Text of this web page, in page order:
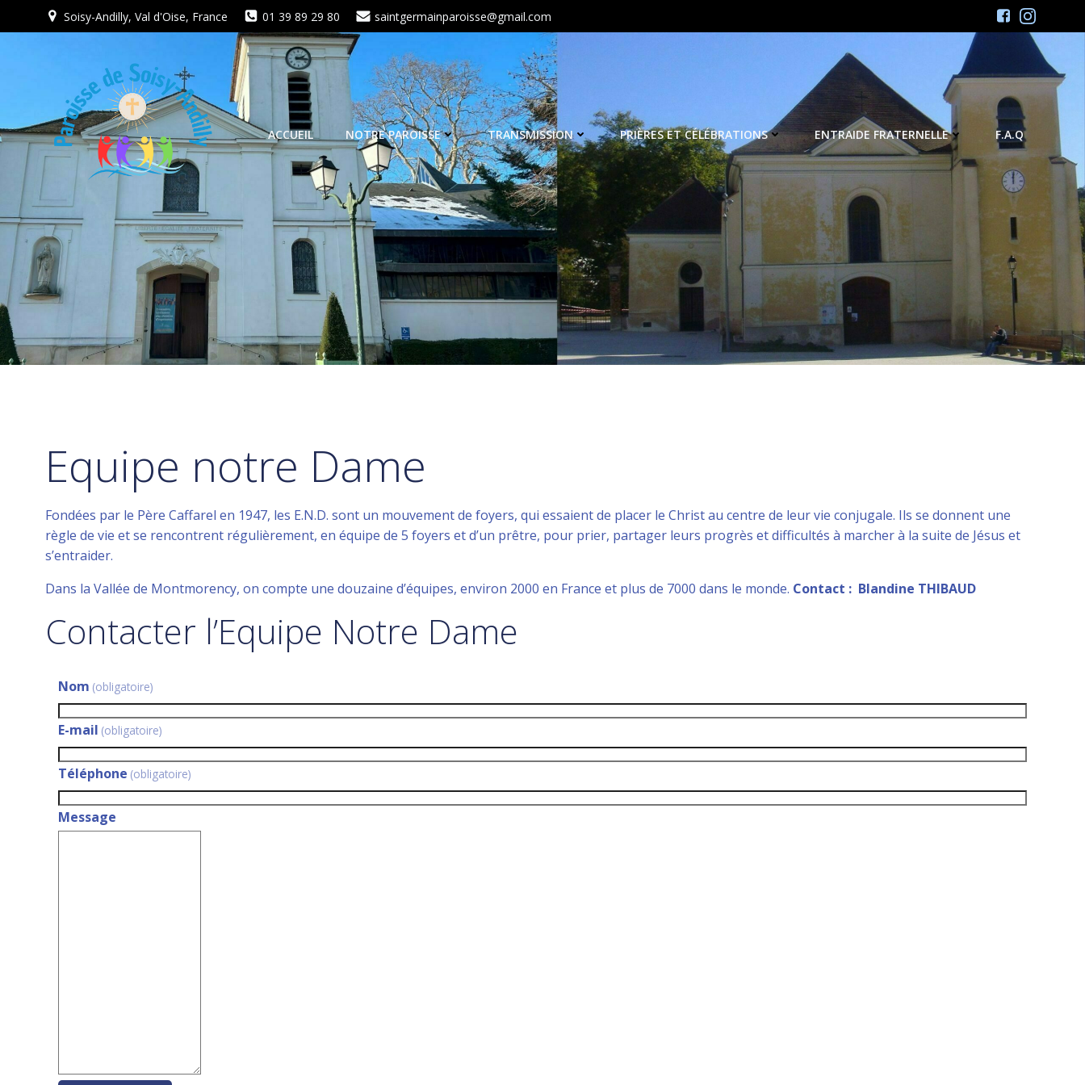
au
Soisy-Andilly, Val d'Oise, France 01 39 89 29 80 saintgermainparoisse@gmail.com
ACCUEIL NOTRE PAROISSE TRANSMISSION PRIÈRES ET CÉLÉBRATIONS ENTRAIDE FRATERNELLE F.A.Q
Equipe notre Dame
Fondées par le Père Caffarel en 1947, les E.N.D. sont un mouvement de foyers, qui essaient de placer le Christ au centre de leur vie conjugale. Ils se donnent une
règle de vie et se rencontrent régulièrement, en équipe de 5 foyers et d’un prêtre, pour prier, partager leurs progrès et difficultés à marcher à la suite de Jésus et
s’entraider.
Dans la Vallée de Montmorency, on compte une douzaine d’équipes, environ 2000 en France et plus de 7000 dans le monde. Contact : Blandine THIBAUD
Contacter l’Equipe Notre Dame
Nom (obligatoire)
E-mail (obligatoire)
Téléphone (obligatoire)
Message